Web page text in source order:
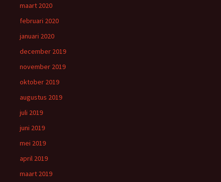
maart 2020
februari 2020
januari 2020
december 2019
november 2019
oktober 2019
augustus 2019
juli 2019
juni 2019
mei 2019
april 2019
maart 2019